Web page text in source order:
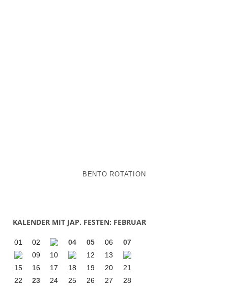
BENTO ROTATION
KALENDER MIT JAP. FESTEN: FEBRUAR
01 02 04 05 06
07
09
10 12
13
15
16 17 18 19 20
21
22
23 24 25 26 27 28